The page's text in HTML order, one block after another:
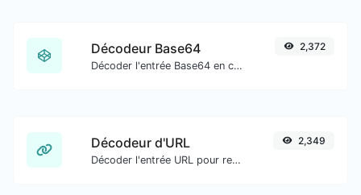
Décodeur Base64
Décoder l'entrée Base64 en chaîne.
2,372
Décodeur d'URL
Décoder l'entrée URL pour revenir à une chaîne normale.
2,349